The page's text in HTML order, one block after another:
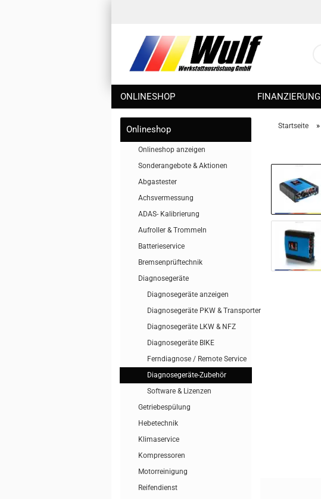
ONLINESHOP FINANZIERUNG
Startseite »
Onlineshop
Onlineshop anzeigen
Sonderangebote & Aktionen
Abgastester
Achsvermessung
ADAS- Kalibrierung
Aufroller & Trommeln
Batterieservice
Bremsenprüftechnik
Diagnosegeräte
Diagnosegeräte anzeigen
Diagnosegeräte PKW & Transporter
Diagnosegeräte LKW & NFZ
Diagnosegeräte BIKE
Ferndiagnose / Remote Service
Diagnosegeräte-Zubehör
Software & Lizenzen
Getriebespülung
Hebetechnik
Klimaservice
Kompressoren
Motorreinigung
Reifendienst